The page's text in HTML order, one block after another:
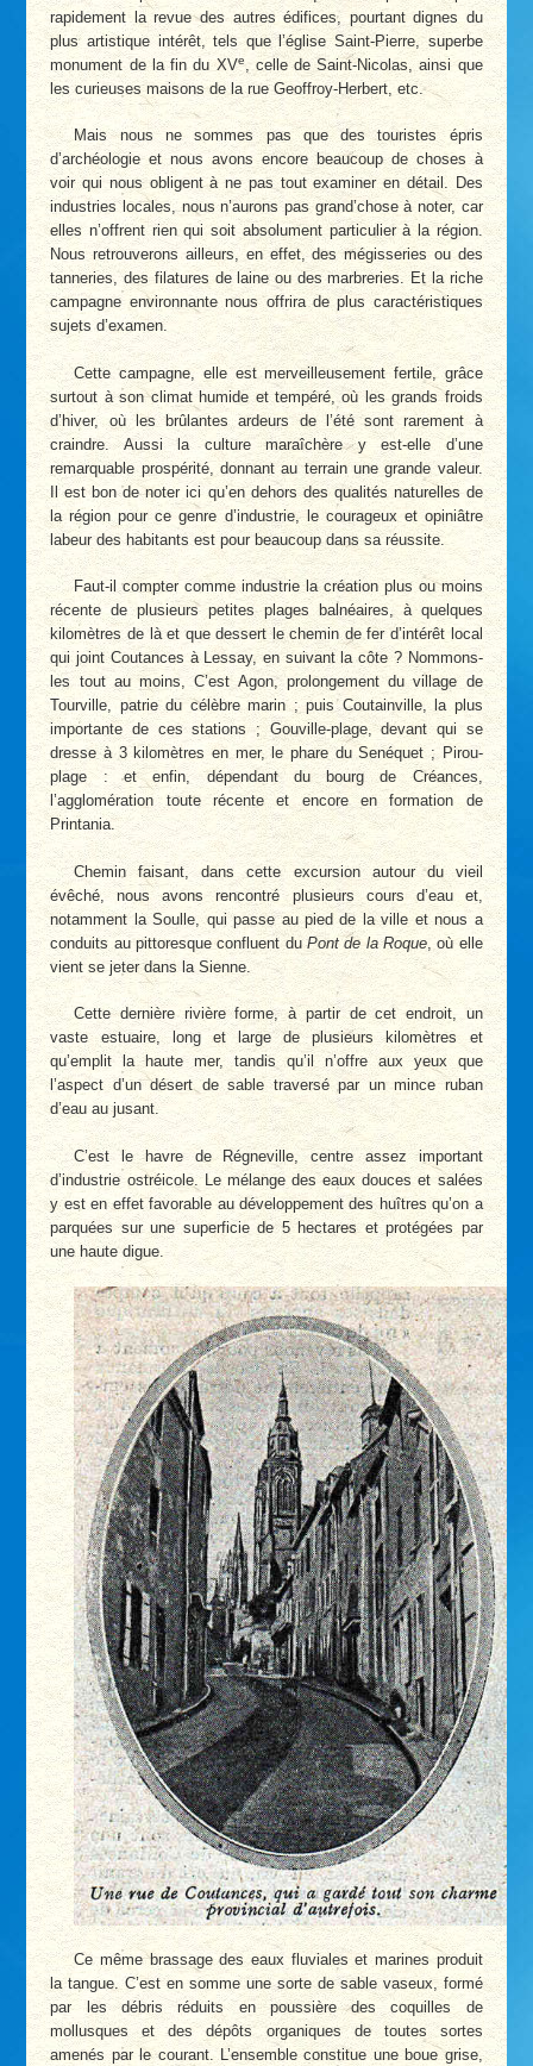
rapidement la revue des autres édifices, pourtant dignes du
plus artistique intérêt, tels que l’église Saint-Pierre, superbe
monument de la fin du XVe
, celle de Saint-Nicolas, ainsi que
les curieuses maisons de la rue Geoffroy-Herbert, etc.
Mais nous ne sommes pas que des touristes épris
d’archéologie et nous avons encore beaucoup de choses à
voir qui nous obligent à ne pas tout examiner en détail. Des
industries locales, nous n’aurons pas grand’chose à noter, car
elles n’offrent rien qui soit absolument particulier à la région.
Nous retrouverons ailleurs, en effet, des mégisseries ou des
tanneries, des filatures de laine ou des marbreries. Et la riche
campagne environnante nous offrira de plus caractéristiques
sujets d’examen.
Cette campagne, elle est merveilleusement fertile, grâce
surtout à son climat humide et tempéré, où les grands froids
d’hiver, où les brûlantes ardeurs de l’été sont rarement à
craindre. Aussi la culture maraîchère y est-elle d’une
remarquable prospérité, donnant au terrain une grande valeur.
Il est bon de noter ici qu’en dehors des qualités naturelles de
la région pour ce genre d’industrie, le courageux et opiniâtre
labeur des habitants est pour beaucoup dans sa réussite.
Faut-il compter comme industrie la création plus ou moins
récente de plusieurs petites plages balnéaires, à quelques
kilomètres de là et que dessert le chemin de fer d’intérêt local
qui joint Coutances à Lessay, en suivant la côte ? Nommons-
les tout au moins, C’est Agon, prolongement du village de
Tourville, patrie du célèbre marin ; puis Coutainville, la plus
importante de ces stations ; Gouville-plage, devant qui se
dresse à 3 kilomètres en mer, le phare du Senéquet ; Pirou-
plage : et enfin, dépendant du bourg de Créances,
l’agglomération toute récente et encore en formation de
Printania.
Chemin faisant, dans cette excursion autour du vieil
évêché, nous avons rencontré plusieurs cours d’eau et,
notamment la Soulle, qui passe au pied de la ville et nous a
conduits au pittoresque confluent duPont de la Roque, où elle
vient se jeter dans la Sienne.
Cette dernière rivière forme, à partir de cet endroit, un
vaste estuaire, long et large de plusieurs kilomètres et
qu’emplit la haute mer, tandis qu’il n’offre aux yeux que
l’aspect d’un désert de sable traversé par un mince ruban
d’eau au jusant.
C’est le havre de Régneville, centre assez important
d’industrie ostréicole. Le mélange des eaux douces et salées
y est en effet favorable au développement des huîtres qu’on a
parquées sur une superficie de 5 hectares et protégées par
une haute digue.
Ce même brassage des eaux fluviales et marines produit
la tangue. C’est en somme une sorte de sable vaseux, formé
par les débris réduits en poussière des coquilles de
mollusques et des dépôts organiques de toutes sortes
amenés par le courant. L’ensemble constitue une boue grise,